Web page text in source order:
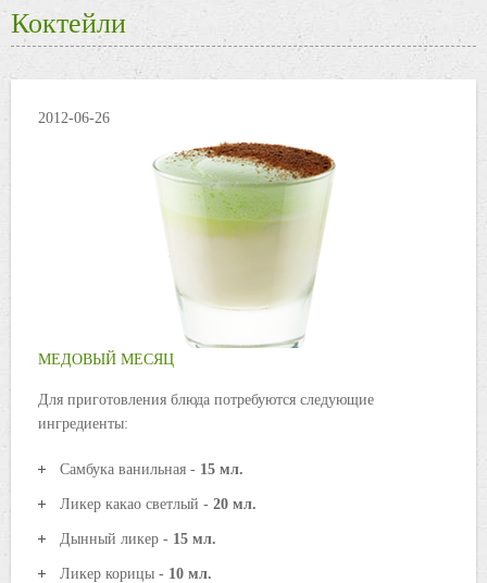
Коктейли
2012-06-26
МЕДОВЫЙ МЕСЯЦ
Для приготовления блюда потребуются следующие
ингредиенты:
Самбука ванильная - 15 мл.
Ликер какао светлый - 20 мл.
Дынный ликер - 15 мл.
Ликер корицы - 10 мл.